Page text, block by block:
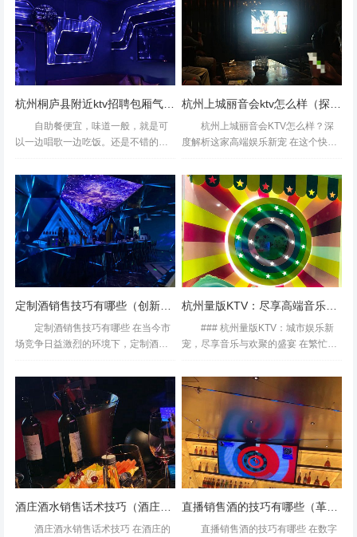
一场别开生面的生日派对。他们提前预订了带有小型舞台和
灯光效果的包厢，并安排了专业摄影师记录整个过程的精彩
瞬间。当晚，不仅有悦耳的歌声、欢快的笑声，还有精心准
备的美食与惊喜礼物，整个派对氛围温馨而热烈，成为了朋
友们心中难忘的美好回忆。 **结语（非结束语）** 从杭州翰
宇公寓到杭州玺阁KTV的旅程，不仅是一次地理位置的转
移，更是一场关于城市生活品质与娱乐选择的探索。
杭州桐庐县附近ktv招聘包厢气氛租,工资是怎么发放的
自助餐便宜，味道一般，就是可
以一边唱歌一边吃饭。还是不错的，
歌都搜到了,环境很好音响很好东西还
行味道一般般只是怎么没有饮
料。。。环境不错，音响效果不
好，...
杭州上城丽音会ktv怎么样（探索杭州上城丽音会KTV的独特魅力与体验分享）
杭州上城丽音会KTV怎么样？深
度解析这家高端娱乐新宠 在这个快节
松、享受音乐与欢聚时刻的场所，成
为了都市人生活中的小确幸。杭州，
这座历史悠久而又现代感...
定制酒销售技巧有哪些 在当今市
场竞争日益激烈的环境下，定制酒销
模式。如何在众多竞争者中脱颖而
出，提升销售业绩，关键在于掌握有
效的销售技巧。本文将探讨几...
### 杭州量版KTV：城市娱乐新
宠，尽享音乐与欢聚的盛宴 在繁忙的
又能与朋友欢聚的场所，成为了许多
人的心愿。杭州，这座历史悠久而又
充满现代气息的城市...
酒庄酒水销售话术技巧（酒庄酒水销售：创意沟通策略与实战话术）
酒庄酒水销售话术技巧 在酒庄的
直播销售酒的技巧有哪些（革新策略：直播售酒的高效营销技巧）
直播销售酒的技巧有哪些 在数字